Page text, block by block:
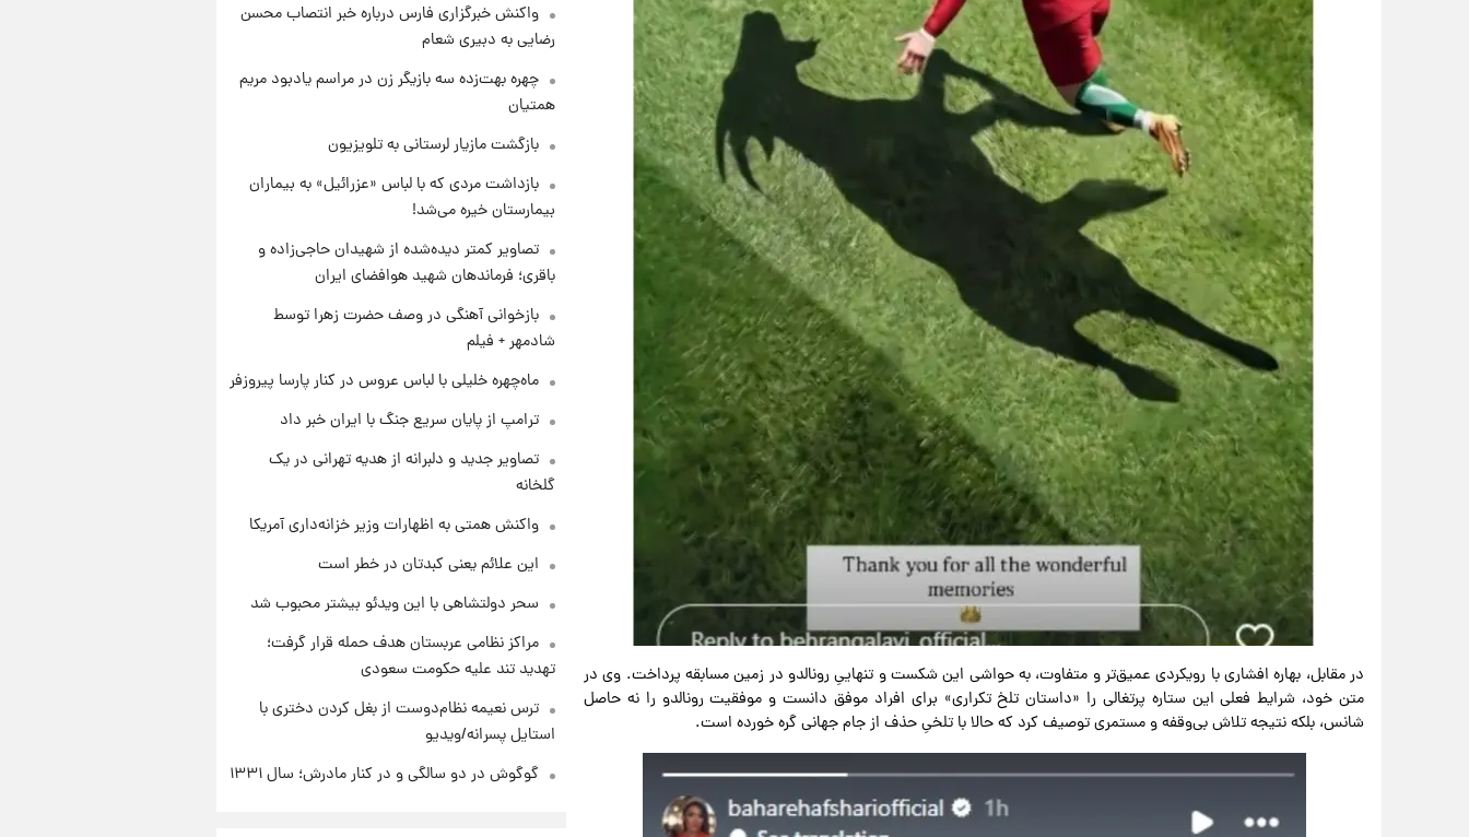
در مقابل، بهاره افشاری با رویکردی عمیق‌تر و متفاوت، به حواشی این شکست و تنهاییِ رونالدو در زمین مسابقه پرداخت. وی در
متن خود، شرایط فعلی این ستاره پرتغالی را «داستان تلخ تکراری» برای افراد موفق دانست و موفقیت رونالدو را نه حاصل
شانس، بلکه نتیجه تلاش بی‌وقفه و مستمری توصیف کرد که حالا با تلخیِ حذف از جام جهانی گره خورده است.
منتشر شد
۱ روز پیش
جدول قیمت ایران‌خودرو امروز
جمعه ۱۶ مرداد؛ قیمت‌ها تغییر کرد
مرداد ۱۴۰۵ +جدول
واکنش خبرگزاری فارس درباره خبر انتصاب محسن
رضایی به دبیری شعام
چهره بهت‌زده سه بازیگر زن در مراسم یادبود مریم
همتیان
بازگشت مازیار لرستانی به تلویزیون
بازداشت مردی که با لباس «عزرائیل» به بیماران
بیمارستان خیره می‌شد!
تصاویر کمتر دیده‌شده از شهیدان حاجی‌زاده و
باقری؛ فرماندهان شهید هوافضای ایران
بازخوانی آهنگی در وصف حضرت زهرا توسط
شادمهر + فیلم
ماه‌چهره خلیلی با لباس عروس در کنار پارسا پیروزفر
ترامپ از پایان سریع جنگ با ایران خبر داد
تصاویر جدید و دلبرانه از هدیه تهرانی در یک
گلخانه
واکنش همتی به اظهارات وزیر خزانه‌داری آمریکا
این علائم یعنی کبدتان در خطر است
سحر دولتشاهی با این ویدئو بیشتر محبوب شد
مراکز نظامی عربستان هدف حمله قرار گرفت؛
تهدید تند علیه حکومت سعودی
ترس نعیمه نظام‌دوست از بغل کردن دختری با
استایل پسرانه/ویدیو
گوگوش در دو سالگی و در کنار مادرش؛ سال ۱۳۳۱